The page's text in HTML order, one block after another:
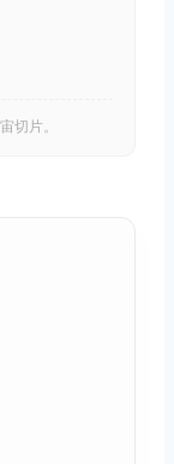
切片。